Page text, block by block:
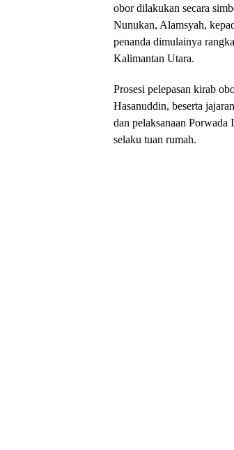
obor dilakukan secara
Nunukan, Alamsyah,
penanda dimulainya
Kalimantan Utara.
Prosesi pelepasan kirab
Hasanuddin, beserta
dan pelaksanaan
selaku tuan rumah.